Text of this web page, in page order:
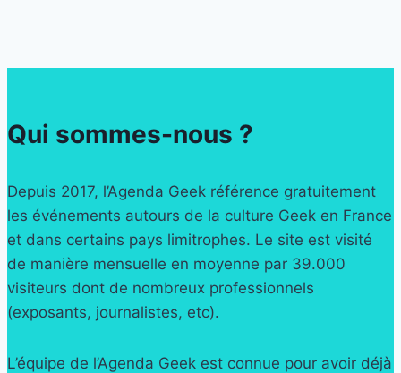
Qui sommes-nous ?
Depuis 2017, l’Agenda Geek référence gratuitement
les événements autours de la culture Geek en France
et dans certains pays limitrophes. Le site est visité
de manière mensuelle en moyenne par 39.000
visiteurs dont de nombreux professionnels
(exposants, journalistes, etc).
L’équipe de l’Agenda Geek est connue pour avoir déjà